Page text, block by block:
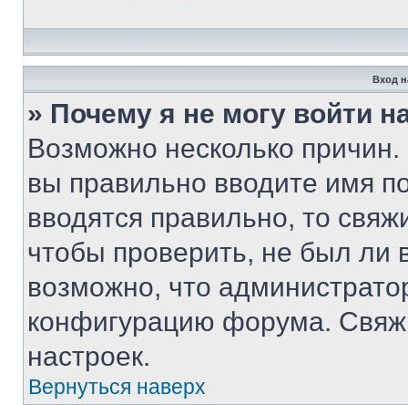
Вход
» Почему я не могу войти
Возможно несколько
вы правильно вводите имя
вводятся правильно, то
чтобы проверить, не был ли
возможно, что
конфигурацию форума.
настроек.
Вернуться наверх